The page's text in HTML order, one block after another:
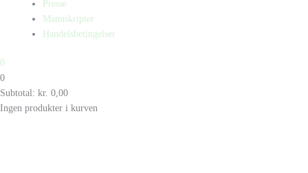
Presse
Manuskripter
Handelsbetingelser
0
0
Subtotal: kr. 0,00
Ingen produkter i kurven